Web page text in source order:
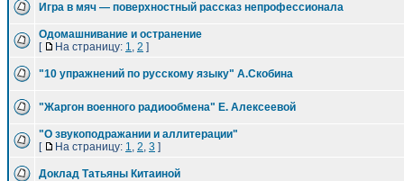
Игра в мяч — поверхностный рассказ непрофессионала
Одомашнивание и остранение
[
На страницу: 1, 2 ]
"10 упражнений по русскому языку" А.Скобина
"Жаргон военного радиообмена" Е. Алексеевой
"О звукоподражании и аллитерации"
[
На страницу: 1, 2, 3 ]
Доклад Татьяны Китаиной